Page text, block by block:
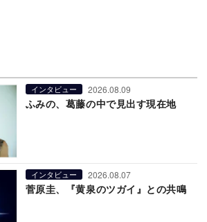
インタビュー 2026.08.09
ふみの、葛藤の中で見出す現在地
インタビュー 2026.08.07
菅原圭、『黄泉のツガイ』との共鳴